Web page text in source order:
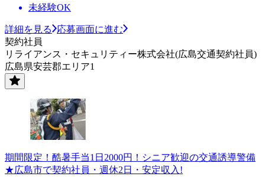
未経験OK
詳細を見る
応募画面に進む
契約社員
リライアンス・セキュリティー株式会社(広島交通契約社員)
広島県安芸郡エリア1
期間限定！酷暑手当1日2000円！シニア歓迎の交通誘導警備
★広島市で契約社員・週休2日・安定収入!